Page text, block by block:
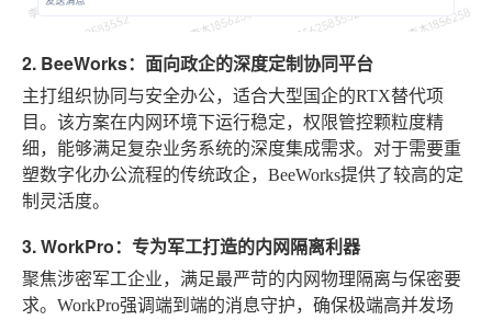
2. BeeWorks：面向政企的深度定制协同平台
主打组织协同与安全办公，适合大型国企的RTX替代项
目。该方案在内网环境下运行稳定，权限管控颗粒度精
细，能够满足复杂业务系统的深度集成需求。对于需要重
塑数字化办公流程的传统政企，BeeWorks提供了较高的定
制灵活度。
3. WorkPro：专为军工打造的内网隔离利器
聚焦涉密军工企业，满足最严苛的内网物理隔离与保密要
求。WorkPro强调端到端的消息守护，确保极端高并发场